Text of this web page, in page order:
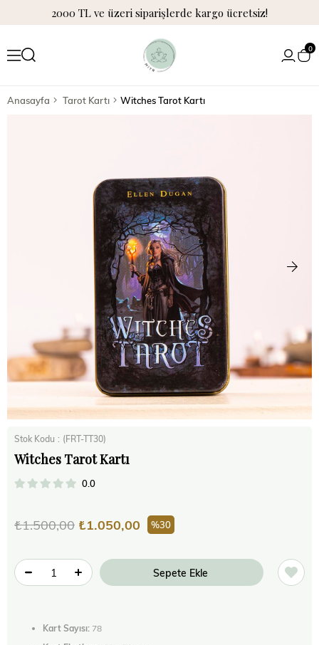
2000 TL ve üzeri siparişlerde kargo ücretsiz!
0
Anasayfa Tarot Kartı Witches Tarot Kartı
Stok Kodu (FRT-TT30)
Witches Tarot Kartı
0.0
₺1.500,00 ₺1.050,00 30
Kart Sayısı: 78